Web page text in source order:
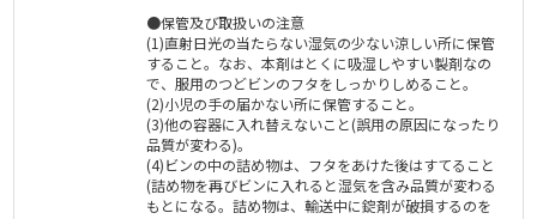
●保管及び取扱いの注意
(1)直射日光の当たらない湿気の少ない涼しい所に保管
すること。なお、本剤はとくに吸湿しやすい製剤なの
で、服用のつどビンのフタをしっかりしめること。
(2)小児の手の届かない所に保管すること。
(3)他の容器に入れ替えないこと(誤用の原因になったり
品質が変わる)。
(4)ビンの中の詰め物は、フタをあけた後はすてること
(詰め物を再びビンに入れると湿気を含み品質が変わる
もとになる。詰め物は、輸送中に錠剤が破損するのを